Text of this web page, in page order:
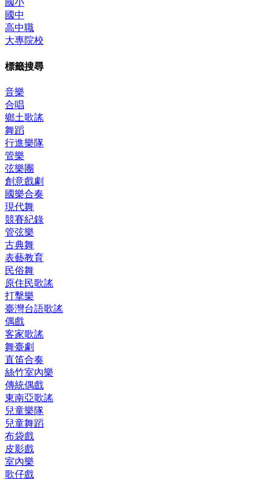
國小
國中
高中職
大專院校
標籤搜尋
音樂
合唱
鄉土歌謠
舞蹈
行進樂隊
管樂
弦樂團
創意戲劇
國樂合奏
現代舞
競賽紀錄
管弦樂
古典舞
表藝教育
民俗舞
原住民歌謠
打擊樂
臺灣台語歌謠
偶戲
客家歌謠
舞臺劇
直笛合奏
絲竹室內樂
傳統偶戲
東南亞歌謠
兒童樂隊
兒童舞蹈
布袋戲
皮影戲
室內樂
歌仔戲